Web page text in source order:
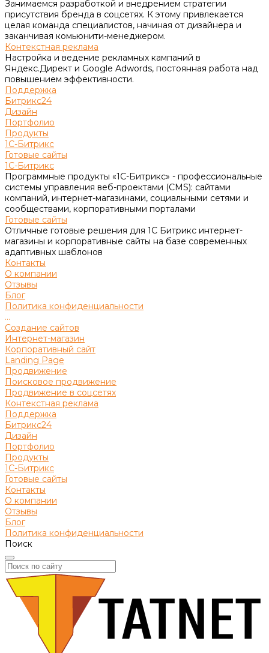
Занимаемся разработкой и внедрением стратегии
присутствия бренда в соцсетях. К этому привлекается
целая команда специалистов, начиная от дизайнера и
заканчивая комьюнити-менеджером.
Контекстная реклама
Настройка и ведение рекламных кампаний в
Яндекс.Директ и Google Adwords, постоянная работа над
повышением эффективности.
Поддержка
Битрикс24
Дизайн
Портфолио
Продукты
1С-Битрикс
Готовые сайты
1С-Битрикс
Программные продукты «1С-Битрикс» - профессиональные
системы управления веб-проектами (CMS): сайтами
компаний, интернет-магазинами, социальными сетями и
сообществами, корпоративными порталами
Готовые сайты
Отличные готовые решения для 1С Битрикс интернет-
магазины и корпоративные сайты на базе современных
адаптивных шаблонов
Контакты
О компании
Отзывы
Блог
Политика конфиденциальности
...
Создание сайтов
Интернет-магазин
Корпоративный сайт
Landing Page
Продвижение
Поисковое продвижение
Продвижение в соцсетях
Контекстная реклама
Поддержка
Битрикс24
Дизайн
Портфолио
Продукты
1С-Битрикс
Готовые сайты
Контакты
О компании
Отзывы
Блог
Политика конфиденциальности
Поиск